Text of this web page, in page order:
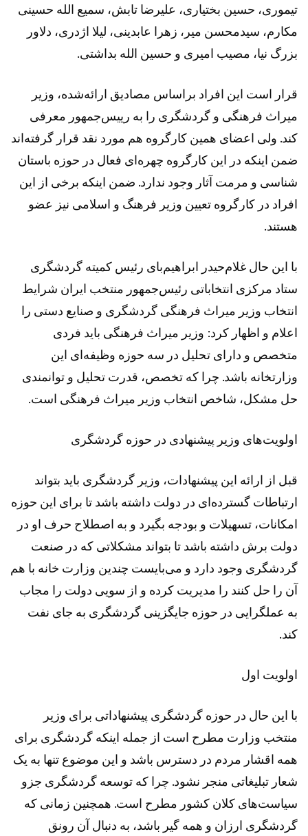
تیموری، حسین بختیاری، علیرضا تابش، سمیع الله حسینی
مکارم، سیدمحسن میر، زهرا عابدینی، لیلا اژدری، دلاور
بزرگ نیا، مصیب امیری و حسین الله بداشتی.
قرار است این افراد براساس مصادیق ارائه‌شده، وزیر
میراث فرهنگی و گردشگری را به رییس‌جمهور معرفی
کند. ولی اعضای همین کارگروه هم مورد نقد قرار گرفته‌اند
ضمن اینکه در این کارگروه چهره‌ای فعال در حوزه باستان
شناسی و مرمت آثار وجود ندارد. ضمن اینکه برخی از این
افراد در کارگروه تعیین وزیر فرهنگ و اسلامی نیز عضو
هستند.
با این حال غلام‌حیدر ابراهیم‌بای رئیس کمیته گردشگری
ستاد مرکزی انتخاباتی رئیس‌جمهور منتخب ایران شرایط
انتخاب وزیر میراث فرهنگی گردشگری و صنایع دستی را
اعلام و اظهار کرد: وزیر میراث فرهنگی باید فردی
متخصص و دارای تحلیل در سه حوزه وظیفه‌ای این
وزارتخانه باشد. چرا که تخصص، قدرت تحلیل و توانمندی
حل مشکل، شاخص انتخاب وزیر میراث فرهنگی است.
اولویت‌های وزیر پیشنهادی در حوزه گردشگری
قبل از ارائه این پیشنهادات، وزیر گردشگری باید بتواند
ارتباطات گسترده‌ای در دولت داشته باشد تا برای این حوزه
امکانات، تسهیلات و بودجه بگیرد و به اصطلاح حرف او در
دولت برش داشته باشد تا بتواند مشکلاتی که در صنعت
گردشگری وجود دارد و می‌بایست چندین وزارت خانه با هم
آن را حل کنند را مدیریت کرده و از سویی دولت را مجاب
به عملگرایی در حوزه جایگزینی گردشگری به جای نفت
کند.
اولویت اول
با این حال در حوزه گردشگری پیشنهاداتی برای وزیر
منتخب وزارت مطرح است از جمله اینکه گردشگری برای
همه اقشار مردم در دسترس باشد و این موضوع تنها به یک
شعار تبلیغاتی منجر نشود. چرا که توسعه گردشگری جزو
سیاست‌های کلان کشور مطرح است. همچنین زمانی که
گردشگری ارزان و همه گیر باشد، به دنبال آن رونق